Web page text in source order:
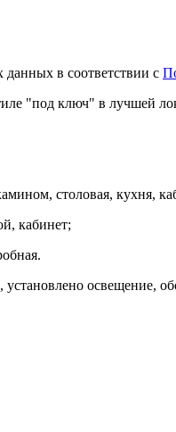
данных в соответствии с
"под ключ" в
столовая, кухня,
кабинет;
освещение,